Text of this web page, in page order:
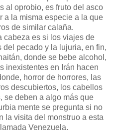
al oprobio, es fruto del asco
a la misma especie a la que
de similar calaña.
cabeza es si los viajes de
pecado y la lujuria, en fin,
donde se bebe alcohol,
inexistentes en Irán hacen
horror de horrores, las
descubiertos, los cabellos
se deben a algo más que
mente se pregunta si no
la visita del monstruo a esta
Venezuela.